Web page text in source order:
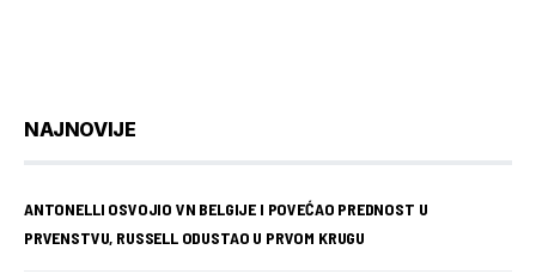
NAJNOVIJE
ANTONELLI OSVOJIO VN BELGIJE I POVEĆAO PREDNOST U
PRVENSTVU, RUSSELL ODUSTAO U PRVOM KRUGU